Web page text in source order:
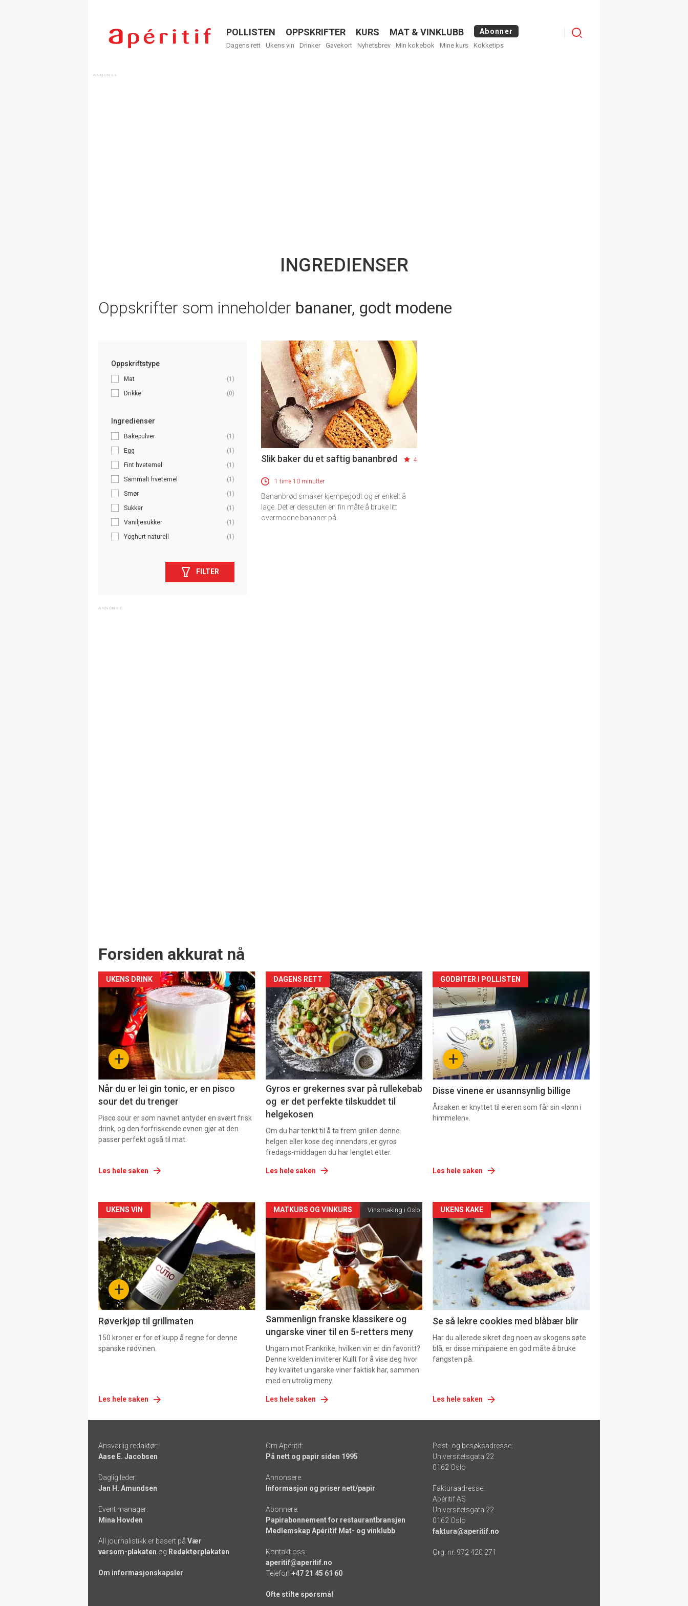
Menu
POLLISTEN OPPSKRIFTER KURS MAT & VINKLUBB Abonner
Dagens rett Ukens vin Drinker Gavekort Nyhetsbrev Min kokebok Mine kurs Kokketips
Logg
INGREDIENSER
Oppskrifter som inneholder bananer, godt modene
Oppskriftstype
Mat
(1)
Drikke
(0)
Ingredienser
Bakepulver
(1)
Egg
(1)
Fint hvetemel
(1)
Sammalt hvetemel
(1)
Smør
(1)
Sukker
(1)
Vaniljesukker
(1)
Yoghurt naturell
(1)
FILTER
Slik baker du et saftig bananbrød 4
1 time 10 minutter
Bananbrød smaker kjempegodt og er enkelt å
lage. Det er dessuten en fin måte å bruke litt
overmodne bananer på.
Forsiden akkurat nå
+
UKENS DRINK
Når du er lei gin tonic, er en pisco
sour det du trenger
Pisco sour er som navnet antyder en svært frisk
drink, og den forfriskende evnen gjør at den
passer perfekt også til mat.
Les hele saken
Forsiden
akkurat
nå
-
2
DAGENS RETT
Gyros er grekernes svar på rullekebab
og er det perfekte tilskuddet til
helgekosen
Om du har tenkt til å ta frem grillen denne
helgen eller kose deg innendørs ,er gyros
fredags-middagen du har lengtet etter.
Les hele saken
Forsiden
akkurat
nå
3 +
GODBITER I POLLISTEN
Disse vinene er usannsynlig billige
Årsaken er knyttet til eieren som får sin «lønn i
himmelen».
Les hele saken
Forsiden
akkurat
nå
-
4 +
UKENS VIN
Røverkjøp til grillmaten
150 kroner er for et kupp å regne for denne
spanske rødvinen.
Les hele saken
Forsiden
akkurat
nå
-
5
MATKURS OG VINKURS Vinsmaking i Oslo
Sammenlign franske klassikere og
ungarske viner til en 5-retters meny
Ungarn mot Frankrike, hvilken vin er din favoritt?
Denne kvelden inviterer Kullt for å vise deg hvor
høy kvalitet ungarske viner faktisk har, sammen
med en utrolig meny.
Les hele saken
Forsiden
akkurat
nå
6
UKENS KAKE
Se så lekre cookies med blåbær blir
Har du allerede sikret deg noen av skogens søte
blå, er disse minipaiene en god måte å bruke
fangsten på.
Les hele saken
-
links
Ansvarlig redaktør:
Aase E. Jacobsen
Daglig leder:
Jan H. Amundsen
Event manager:
Mina Hovden
All journalistikk er basert på Vær
varsom-plakaten og Redaktørplakaten
Om informasjonskapsler
Om Apéritif:
På nett og papir siden 1995
Annonsere:
Informasjon og priser nett/papir
Abonnere:
Papirabonnement for restaurantbransjen
Medlemskap Apéritif Mat- og vinklubb
Kontakt oss:
aperitif@aperitif.no
Telefon +47 21 45 61 60
Ofte stilte spørsmål
Post- og besøksadresse:
Universitetsgata 22
0162 Oslo
Fakturaadresse:
Apéritif AS
Universitetsgata 22
0162 Oslo
faktura@aperitif.no
Org. nr. 972 420 271